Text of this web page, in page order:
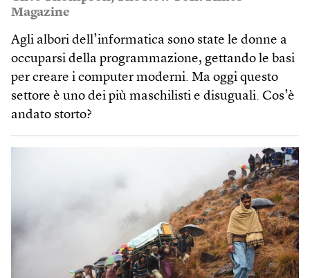
Magazine
Agli albori dell’informatica sono state le donne a
occuparsi della programmazione, gettando le basi
per creare i computer moderni. Ma oggi questo
settore è uno dei più maschilisti e disuguali. Cos’è
andato storto?